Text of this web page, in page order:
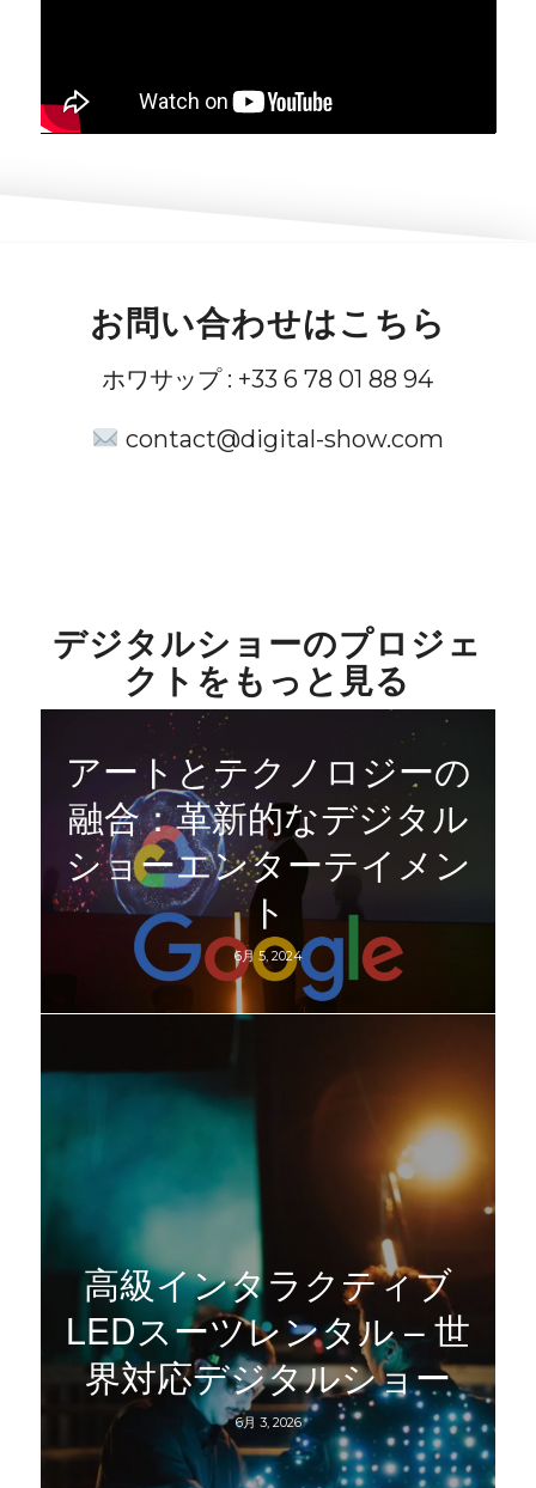
お問い合わせはこちら
ホワサップ : +33 6 78 01 88 94
contact@digital-show.com
デジタルショーのプロジェ
クトをもっと見る
アートとテクノロジーの
融合：革新的なデジタル
ショーエンターテイメン
ト
6月 5, 2024
高級インタラクティブ
LEDスーツレンタル – 世
界対応デジタルショー
6月 3, 2026